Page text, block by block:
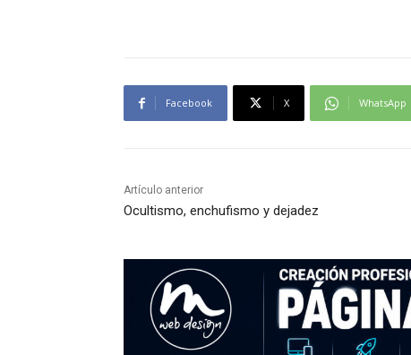
Facebook X WhatsApp
Artículo anterior
Ocultismo, enchufismo y dejadez